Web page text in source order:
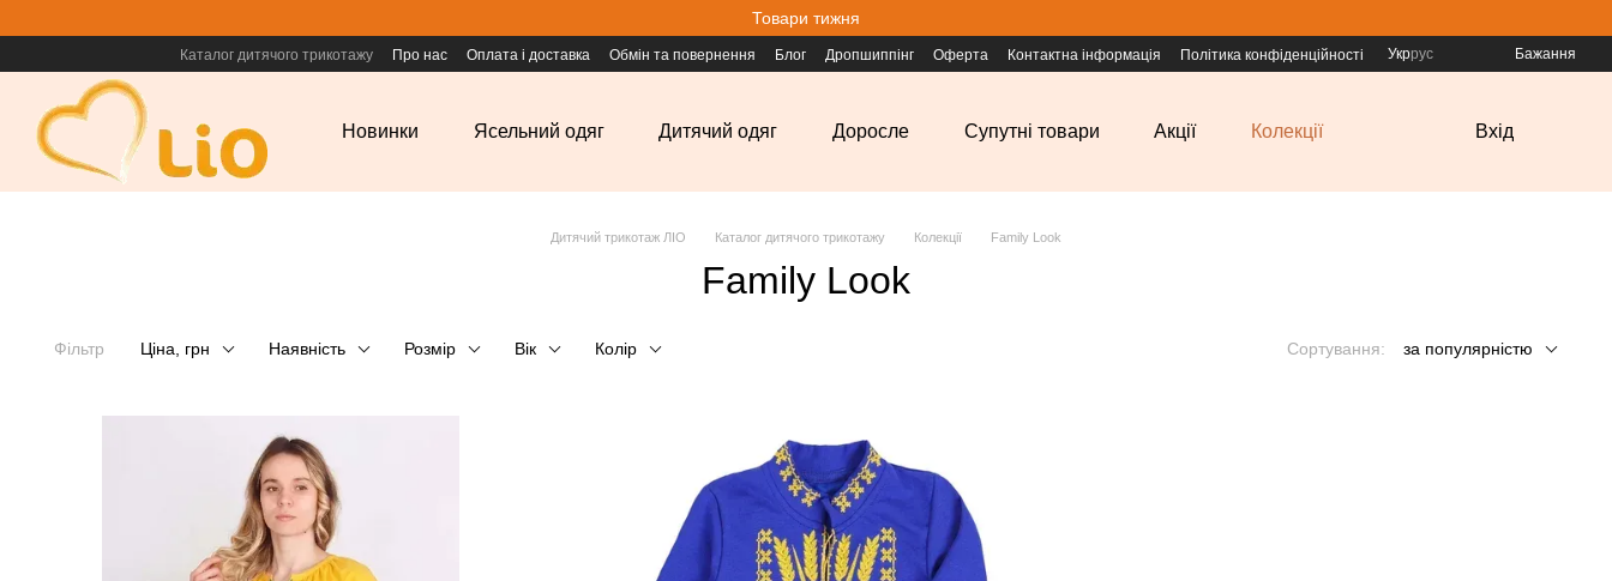
Товари тижня
Каталог дитячого трикотажу Про нас Оплата і доставка Обмін та повернення Блог Дропшиппінг Оферта Контактна інформація Політика конфіденційності Укррус Бажання
Новинки Ясельний одяг Дитячий одяг Доросле Супутні товари Акції Колекції Вхід
Дитячий трикотаж ЛІО Каталог дитячого трикотажу Колекції Family Look
Family Look
Фільтр Ціна, грн Наявність Розмір Вік Колір Сортування: за популярністю